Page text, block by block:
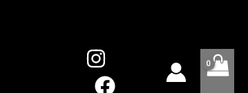
LP
VG
ITALY